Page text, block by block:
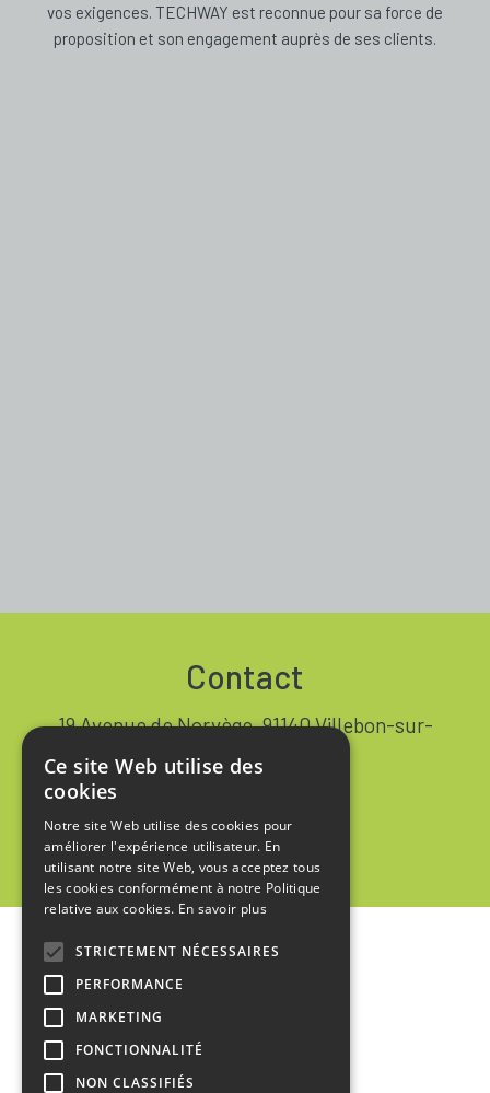
vos exigences. TECHWAY est reconnue pour sa force de
proposition et son engagement auprès de ses clients.
Contact
19 Avenue de Norvège, 91140 Villebon-sur-
+33 1 64 53 37 90
Contact
Accueil
Politique de Confidentialité
Ce site Web utilise des
cookies
Notre site Web utilise des cookies pour
améliorer l'expérience utilisateur. En
utilisant notre site Web, vous acceptez tous
les cookies conformément à notre Politique
relative aux cookies. En savoir plus
STRICTEMENT NÉCESSAIRES
PERFORMANCE
MARKETING
FONCTIONNALITÉ
NON CLASSIFIÉS